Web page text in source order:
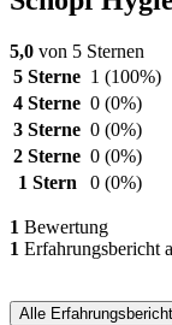
5,0 von 5 Sternen
5 Sterne 1 (100%)
4 Sterne 0 (0%)
3 Sterne 0 (0%)
2 Sterne 0 (0%)
1 Stern
0 (0%)
1 Bewertung
1 Erfahrungsbericht
Alle